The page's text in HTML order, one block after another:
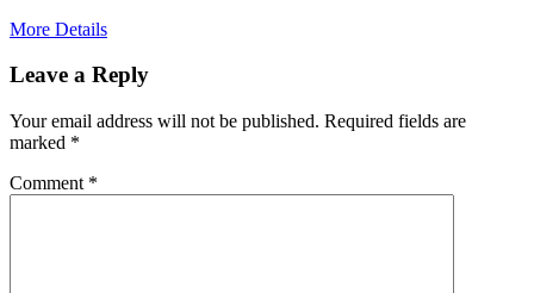
More Details
Leave a Reply
Your email address will not be published. Required fields are
marked *
Comment *